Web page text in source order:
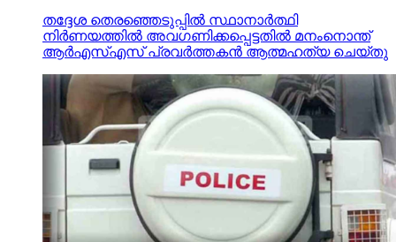
തദ്ദേശ തെരഞ്ഞെടുപ്പില്‍ സ്ഥാനാര്‍ത്ഥി
നിര്‍ണയത്തില്‍ അവഗണിക്കപ്പെട്ടതില്‍ മനംനൊന്ത്
ആര്‍എസ്എസ് പ്രവര്‍ത്തകന്‍ ആത്മഹത്യ ചെയ്തു